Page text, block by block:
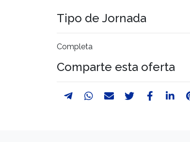
Tipo de Jornada
Completa
Comparte esta oferta